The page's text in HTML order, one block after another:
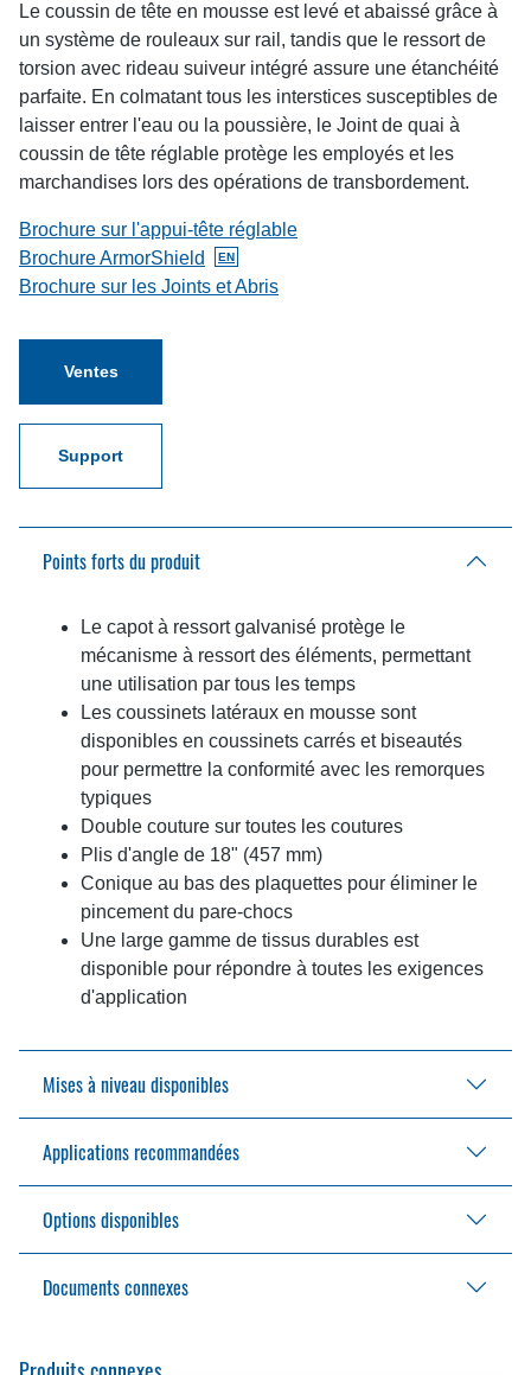
Le coussin de tête en mousse est levé et abaissé grâce à
un système de rouleaux sur rail, tandis que le ressort de
torsion avec rideau suiveur intégré assure une étanchéité
parfaite. En colmatant tous les interstices susceptibles de
laisser entrer l'eau ou la poussière, le Joint de quai à
coussin de tête réglable protège les employés et les
marchandises lors des opérations de transbordement.
Brochure sur l'appui-tête réglable
Brochure ArmorShield
EN
BlueGiant.General.DocumentOnlyAvailableAnglais
Brochure sur les Joints et Abris
Ventes
Support
Points forts du produit
Le capot à ressort galvanisé protège le
mécanisme à ressort des éléments, permettant
une utilisation par tous les temps
Les coussinets latéraux en mousse sont
disponibles en coussinets carrés et biseautés
pour permettre la conformité avec les remorques
typiques
Double couture sur toutes les coutures
Plis d'angle de 18" (457 mm)
Conique au bas des plaquettes pour éliminer le
pincement du pare-chocs
Une large gamme de tissus durables est
disponible pour répondre à toutes les exigences
d'application
Mises à niveau disponibles
Débattement de 48" (1 219 mm) dans le coussin
Support en acier
Applications recommandées
Idéal pour les applications impliquant des
Options disponibles
Protections antidérapantes de 48 po (1 219 mm)
Documents connexes